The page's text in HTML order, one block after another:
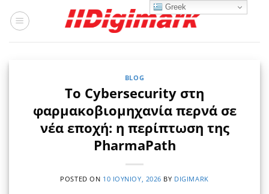
στο
BLOG
Το Cybersecurity στη
φαρμακοβιομηχανία περνά σε
νέα εποχή: η περίπτωση της
PharmaPath
POSTED ON 10 ΙΟΥΝΊΟΥ, 2026 BY DIGIMARK
Greek